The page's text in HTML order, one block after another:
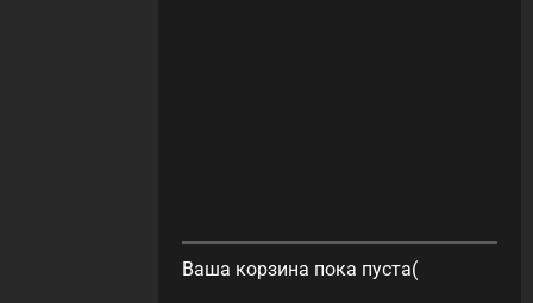
Ваша корзина пока пуста(